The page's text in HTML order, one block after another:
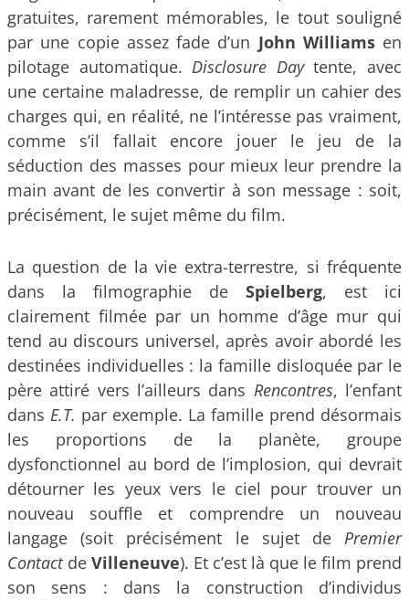
gratuites, rarement mémorables, le tout souligné
par une copie assez fade d’un John Williamsen
pilotage automatique. Disclosure Daytente, avec
une certaine maladresse, de remplir un cahier des
charges qui, en réalité, ne l’intéresse pas vraiment,
comme s’il fallait encore jouer le jeu de la
séduction des masses pour mieux leur prendre la
main avant de les convertir à son message : soit,
précisément, le sujet même du film.
La question de la vie extra-terrestre, si fréquente
dans la filmographie de Spielberg, est ici
clairement filmée par un homme d’âge mur qui
tend au discours universel, après avoir abordé les
destinées individuelles : la famille disloquée par le
père attiré vers l’ailleurs dans Rencontres, l’enfant
dans E.T. par exemple. La famille prend désormais
les proportions de la planète, groupe
dysfonctionnel au bord de l’implosion, qui devrait
détourner les yeux vers le ciel pour trouver un
nouveau souffle et comprendre un nouveau
langage (soit précisément le sujet de Premier
Contactde Villeneuve). Et c’est là que le film prend
son sens : dans la construction d’individus